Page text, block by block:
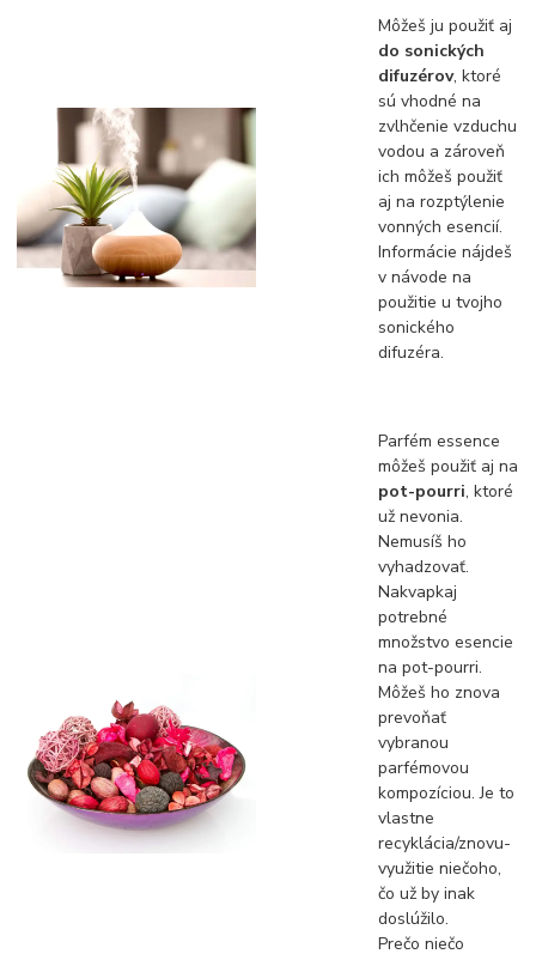
Môžeš ju použiť aj
do sonických
difuzérov, ktoré
sú vhodné na
zvlhčenie vzduchu
vodou a zároveň
ich môžeš použiť
aj na rozptýlenie
vonných esencií.
Informácie nájdeš
v návode na
použitie u tvojho
sonického
difuzéra.
Parfém essence
môžeš použiť aj na
pot-pourri, ktoré
už nevonia.
Nemusíš ho
vyhadzovať.
Nakvapkaj
potrebné
množstvo esencie
na pot-pourri.
Môžeš ho znova
prevoňať
vybranou
parfémovou
kompozíciou. Je to
vlastne
recyklácia/znovu-
využitie niečoho,
čo už by inak
doslúžilo.
Prečo niečo